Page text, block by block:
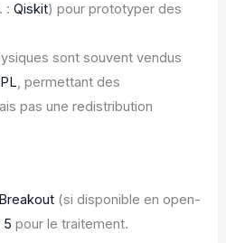
:Qiskit) pour prototyper des
sont souvent vendus
, permettant des
pas une redistribution
(si disponible en open-
5 pour le traitement.